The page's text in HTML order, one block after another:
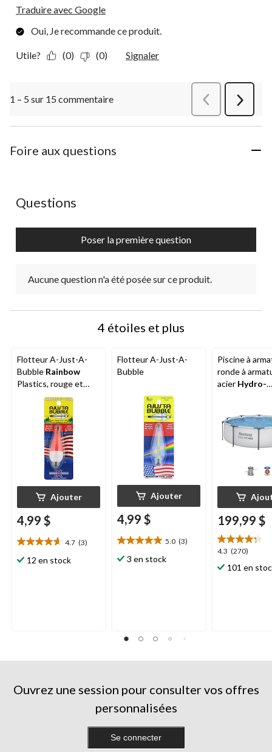
Traduire avec Google
Oui, Je recommande ce produit.
Utile? (0) (0) Signaler
1 – 5 sur 15 commentaire
Suivant
Foire aux questions
Aucune question n'a été posée sur ce produit.
Questions
Poser la première question
Aucune question n'a été posée sur ce produit.
4 étoiles et plus
Flotteur A-Just-A-
Bubble Rainbow
Plastics, rouge et
blanc, 1/4 oz
Ajouter
4,99 $
4.7 (3)
4.7
étoile(s)
12 en stock
Flotteur A-Just-A-
Bubble
Ajouter
4,99 $
5.0 (3)
5.0
étoile(s)
3 en stock
Piscine à
ronde à
acier Hydro-
199,99 $
4.3 (270)
4.3
étoile(s)
sur
101 en
Ouvrez une session pour consulter vos offres
personnalisées
Se connecter